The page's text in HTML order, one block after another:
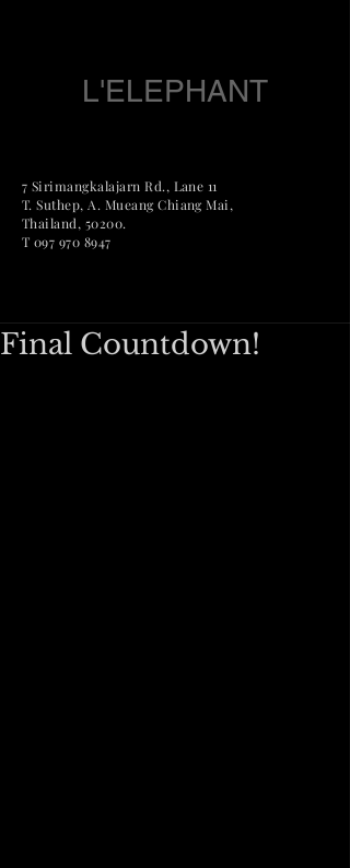
L'ELEPHANT
7 Sirimangkalajarn Rd., Lane 11
T. Suthep, A. Mueang Chiang Mai,
Thailand, 50200.
T 097 970 8947
Final Countdown!